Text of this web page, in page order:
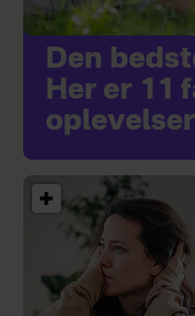
Den
Her er 11